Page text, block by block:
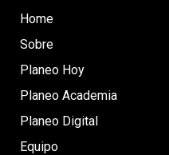
Home
Sobre
Planeo Hoy
Planeo Academia
Planeo Digital
Equipo